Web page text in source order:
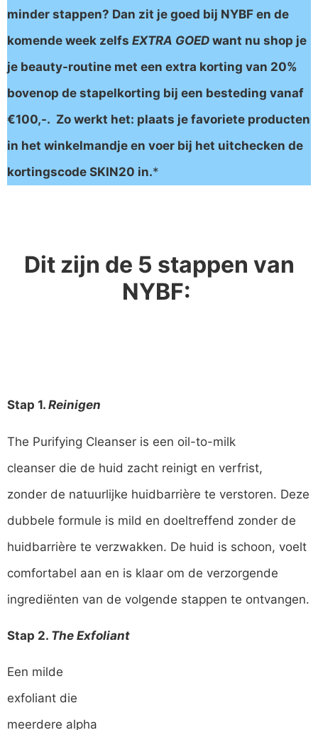
minder stappen? Dan zit je goed bij NYBF en de
komende week zelfs EXTRA GOED want nu shop je
je beauty-routine met een extra korting van 20%
bovenop de stapelkorting bij een besteding vanaf
€100,-. Zo werkt het: plaats je favoriete producten
in het winkelmandje en voer bij het uitchecken de
kortingscode SKIN20 in.*
Dit zijn de 5 stappen van
NYBF:
Stap 1. Reinigen
The Purifying Cleanser is een oil-to-milk
cleanser die de huid zacht reinigt en verfrist,
zonder de natuurlijke huidbarrière te verstoren. Deze
dubbele formule is mild en doeltreffend zonder de
huidbarrière te verzwakken. De huid is schoon, voelt
comfortabel aan en is klaar om de verzorgende
ingrediënten van de volgende stappen te ontvangen.
Stap 2. The Exfoliant
Een milde
exfoliant die
meerdere alpha